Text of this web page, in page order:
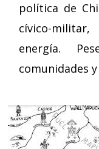
política de
cívico-
energía.
comunidades